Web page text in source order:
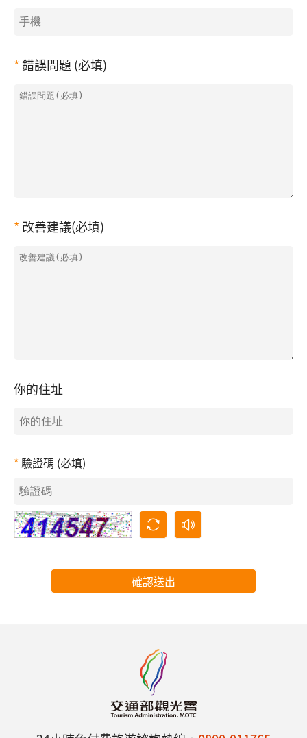
錯誤問題 (必填)
改善建議(必填)
你的住址
驗證碼 (必填)
確認送出